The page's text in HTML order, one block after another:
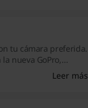
tu cámara preferida.
nueva GoPro,
sin preguntas.
Leer más